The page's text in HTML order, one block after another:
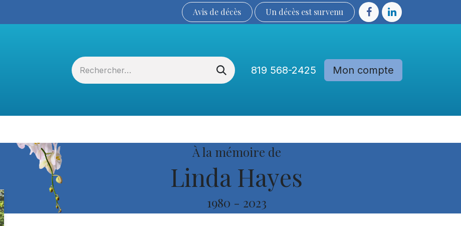
Avis de décès Un décès est sur​​​​​​​​ve​nu​​​​​​​​​​
819 568-2425 Mon compte
À la mémoire de
Linda Hayes
1980 - 2023